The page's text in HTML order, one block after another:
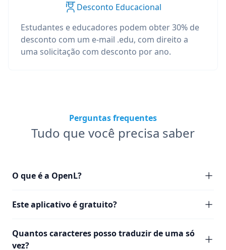
Desconto Educacional
Estudantes e educadores podem obter 30% de
desconto com um e-mail .edu, com direito a
uma solicitação com desconto por ano.
Perguntas frequentes
Tudo que você precisa saber
O que é a OpenL?
Este aplicativo é gratuito?
Quantos caracteres posso traduzir de uma só
vez?